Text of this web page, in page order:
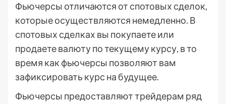
Фьючерсы отличаются от спотовых сделок,
которые осуществляются немедленно. В
спотовых сделках вы покупаете или
продаете валюту по текущему курсу, в то
время как фьючерсы позволяют вам
зафиксировать курс на будущее.
Фьючерсы предоставляют трейдерам ряд